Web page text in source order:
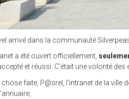
arrivé dans la communauté
a été ouvert officiellement,
et réussi. C’était une volonté
chose faite, P@srel, l’intranet de la